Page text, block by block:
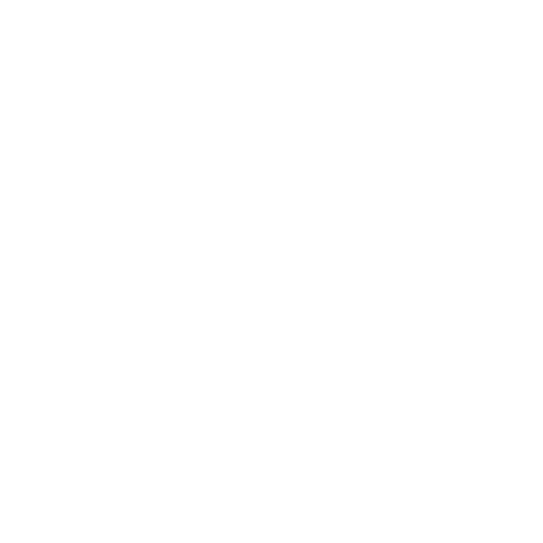
la multe atracții culturale precum Muzeul Puri Lukisanb si Goa